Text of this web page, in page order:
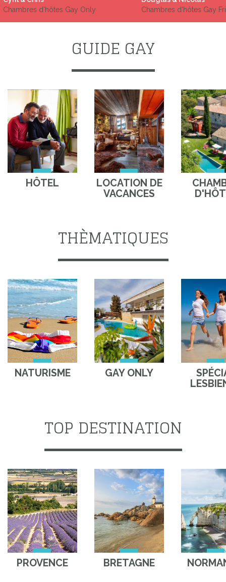
Chambres d'hôtes Gay Only
Chambres d'hôtes Gay
GUIDE GAY
HÔTEL
LOCATION DE
VACANCES
THÈMATIQUES
NATURISME GAY ONLY
TOP DESTINATION
PROVENCE BRETAGNE